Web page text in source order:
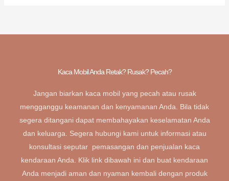
Kaca Mobil Anda Retak? Rusak? Pecah?
Jangan biarkan kaca mobil yang pecah atau rusak
mengganggu keamanan dan kenyamanan Anda. Bila tidak
segera ditangani dapat membahayakan keselamatan Anda
dan keluarga. Segera hubungi kami untuk informasi atau
konsultasi seputar pemasangan dan penjualan kaca
kendaraan Anda. Klik link dibawah ini dan buat kendaraan
Anda menjadi aman dan nyaman kembali dengan produk